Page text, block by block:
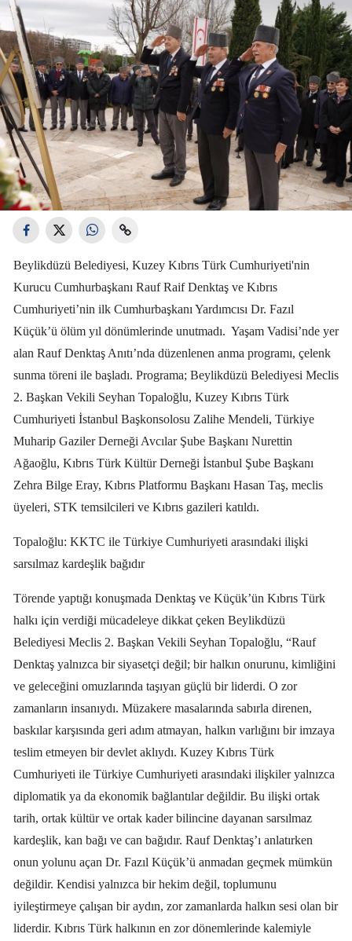
Beylikdüzü Belediyesi, Kuzey Kıbrıs Türk Cumhuriyeti'nin
Kurucu Cumhurbaşkanı Rauf Raif Denktaş ve Kıbrıs
Cumhuriyeti’nin ilk Cumhurbaşkanı Yardımcısı Dr. Fazıl
Küçük’ü ölüm yıl dönümlerinde unutmadı. Yaşam Vadisi’nde yer
alan Rauf Denktaş Anıtı’nda düzenlenen anma programı, çelenk
sunma töreni ile başladı. Programa; Beylikdüzü Belediyesi Meclis
2. Başkan Vekili Seyhan Topaloğlu, Kuzey Kıbrıs Türk
Cumhuriyeti İstanbul Başkonsolosu Zalihe Mendeli, Türkiye
Muharip Gaziler Derneği Avcılar Şube Başkanı Nurettin
Ağaoğlu, Kıbrıs Türk Kültür Derneği İstanbul Şube Başkanı
Zehra Bilge Eray, Kıbrıs Platformu Başkanı Hasan Taş, meclis
üyeleri, STK temsilcileri ve Kıbrıs gazileri katıldı.
Topaloğlu: KKTC ile Türkiye Cumhuriyeti arasındaki ilişki
sarsılmaz kardeşlik bağıdır
Törende yaptığı konuşmada Denktaş ve Küçük’ün Kıbrıs Türk
halkı için verdiği mücadeleye dikkat çeken Beylikdüzü
Belediyesi Meclis 2. Başkan Vekili Seyhan Topaloğlu, “Rauf
Denktaş yalnızca bir siyasetçi değil; bir halkın onurunu, kimliğini
ve geleceğini omuzlarında taşıyan güçlü bir liderdi. O zor
zamanların insanıydı. Müzakere masalarında sabırla direnen,
baskılar karşısında geri adım atmayan, halkın varlığını bir imzaya
teslim etmeyen bir devlet aklıydı. Kuzey Kıbrıs Türk
Cumhuriyeti ile Türkiye Cumhuriyeti arasındaki ilişkiler yalnızca
diplomatik ya da ekonomik bağlantılar değildir. Bu ilişki ortak
tarih, ortak kültür ve ortak kader bilincine dayanan sarsılmaz
kardeşlik, kan bağı ve can bağıdır. Rauf Denktaş’ı anlatırken
onun yolunu açan Dr. Fazıl Küçük’ü anmadan geçmek mümkün
değildir. Kendisi yalnızca bir hekim değil, toplumunu
iyileştirmeye çalışan bir aydın, zor zamanlarda halkın sesi olan bir
liderdir. Kıbrıs Türk halkının en zor dönemlerinde kalemiyle